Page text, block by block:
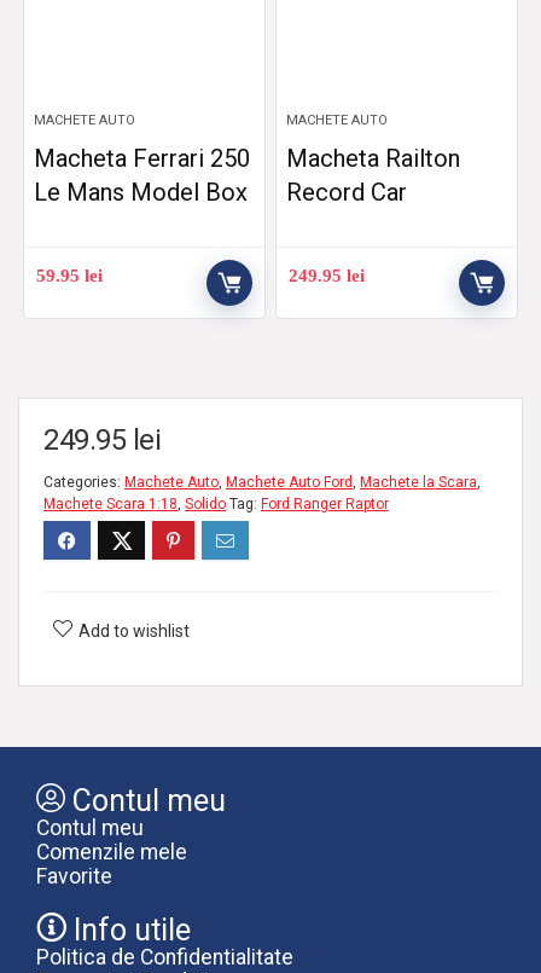
MACHETE AUTO
Macheta Ferrari 250
Le Mans Model Box
59.95lei
MACHETE AUTO
Macheta Railton
Record Car
249.95lei
249.95 lei
Categories: Machete Auto, Machete Auto Ford, Machete la Scara,
Machete Scara 1:18, Solido Tag: Ford Ranger Raptor
Add to wishlist
Contul meu
Contul meu
Comenzile mele
Favorite
Info utile
Politica de Confidentialitate